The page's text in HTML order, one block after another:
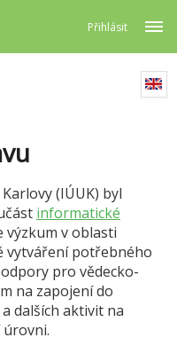
Přihlásit
(IÚUK) byl
informatické
výzkum v oblasti
vytváření potřebného
pro vědecko-
na zapojení do
dalších aktivit na